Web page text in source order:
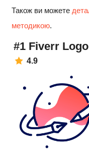
Також ви можете
методикою.
#1 Fiverr
4.9